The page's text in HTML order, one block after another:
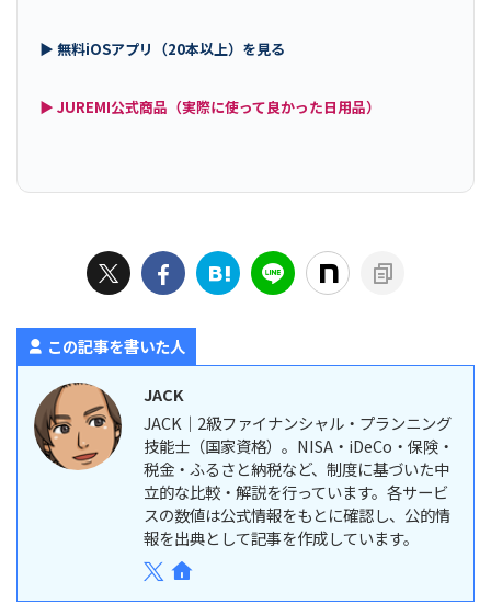
▶ 無料iOSアプリ（20本以上）を見る
▶ JUREMI公式商品（実際に使って良かった日用品）
この記事を書いた人
JACK
JACK｜2級ファイナンシャル・プランニング
技能士（国家資格）。NISA・iDeCo・保険・
税金・ふるさと納税など、制度に基づいた中
立的な比較・解説を行っています。各サービ
スの数値は公式情報をもとに確認し、公的情
報を出典として記事を作成しています。